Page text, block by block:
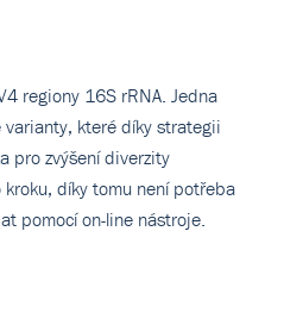
regiony 16S rRNA. Jedna
které díky strategii
pro zvýšení diverzity
díky tomu není potřeba
pomocí on-line nástroje.